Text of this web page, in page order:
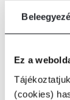
Ez a
(cookies)
Tomi, a tigris
Tomi ma a